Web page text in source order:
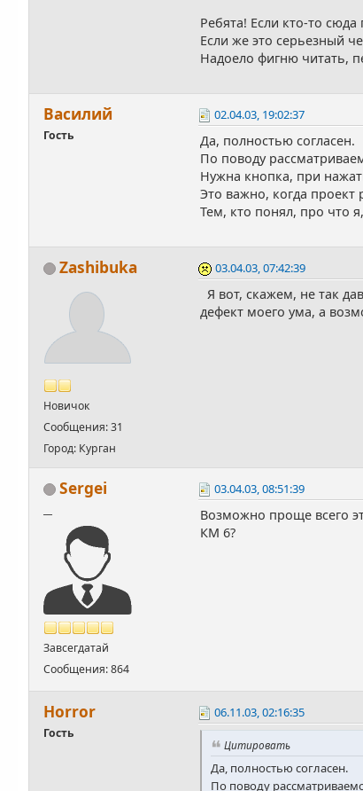
Ребята! Если кто-то
Если же это серьезный
Надоело фигню читать,
Василий
Гость
02.04.03, 19:02:37
Да, полностью согласен.
По поводу
Нужна кнопка, при
Это важно, когда проект
Тем, кто понял, про что
Zashibuka
Новичок
Сообщения: 31
Город: Курган
03.04.03, 07:42:39
Я вот, скажем, не так
дефект моего ума, а
Sergei
Завсегдатай
Сообщения: 864
03.04.03, 08:51:39
Возможно проще всего
КМ 6?
Horror
Гость
06.11.03, 02:16:35
Цитировать
Да, полностью согласен.
По поводу